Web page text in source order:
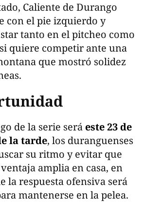
Caliente de Durango
con el pie izquierdo y
tanto en el pitcheo como
quiere competir ante una
que mostró solidez
de la serie será este 23 de
la tarde, los duranguenses
su ritmo y evitar que
amplia en casa, en
la respuesta ofensiva será
mantenerse en la pelea.